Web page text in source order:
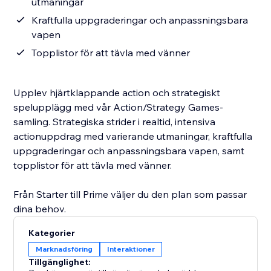
Kraftfulla uppgraderingar och anpassningsbara
vapen
Topplistor för att tävla med vänner
Upplev hjärtklappande action och strategiskt
spelupplägg med vår Action/Strategy Games-
samling. Strategiska strider i realtid, intensiva
actionuppdrag med varierande utmaningar, kraftfulla
uppgraderingar och anpassningsbara vapen, samt
topplistor för att tävla med vänner.
Från Starter till Prime väljer du den plan som passar
dina behov.
Kategorier
Marknadsföring Interaktioner
Tillgänglighet: